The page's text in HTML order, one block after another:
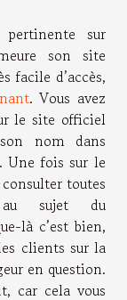
pertinente sur
son site
facile d’accès,
. Vous avez
le site officiel
nom dans
Une fois sur le
toutes
au sujet du
là c’est bien,
clients sur la
en question.
car cela vous